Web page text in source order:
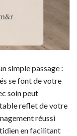
simple passage :
se font de votre
soin peut
reflet de votre
réussi
en facilitant